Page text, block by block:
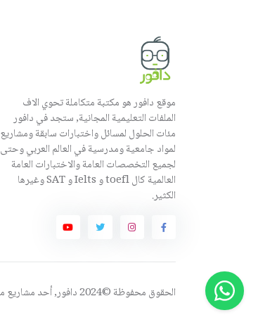
موقع دافور هو مكتبة متكاملة تحوي الاف
الملفات التعليمية المجانية, ستجد في دافور
مئات الحلول لمسائل واختبارات سابقة ومشاريع
لمواد جامعية ومدرسية في العالم العربي وحتى
لجميع التخصصات العامة والاختبارات العامة
العالمية كال toefl و Ielts و SAT وغيرها
الكثير.
الحقوق محفوظة ©2024 دافور, أحد مشاريع مجموعة